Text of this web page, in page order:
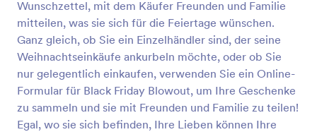
Wunschzettel, mit dem Käufer Freunden und Familie
mitteilen, was sie sich für die Feiertage wünschen.
Ganz gleich, ob Sie ein Einzelhändler sind, der seine
Weihnachtseinkäufe ankurbeln möchte, oder ob Sie
nur gelegentlich einkaufen, verwenden Sie ein Online-
Formular für Black Friday Blowout, um Ihre Geschenke
zu sammeln und sie mit Freunden und Familie zu teilen!
Egal, wo sie sich befinden, Ihre Lieben können Ihre
geben. Sie können dieses Formular auch als
Bestandsbestellungsformular für die
Bestandsverwaltung im Back-Office verwenden.
Vorschau